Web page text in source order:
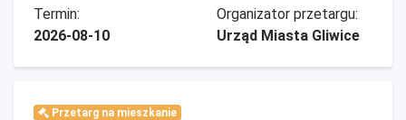
Termin:
2026-08-10
Organizator przetargu:
Urząd Miasta Gliwice
Przetarg na mieszkanie